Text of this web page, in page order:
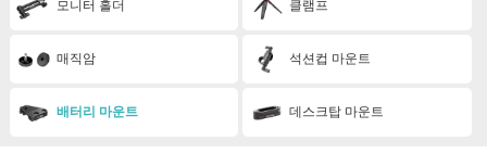
모니터 홀더 클램프
매직암 석션컵 마운트
배터리 마운트 데스크탑 마운트